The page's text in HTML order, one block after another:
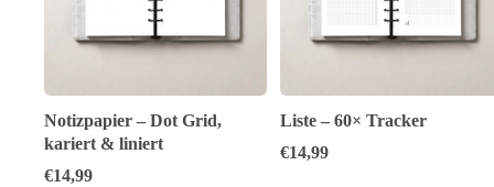
Notizpapier – Dot Grid,
kariert & liniert
€14,99
Liste – 60× Tracker
€14,99